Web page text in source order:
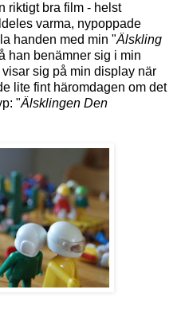
riktigt bra film - helst
varma, nypoppade
handen med min "Älskling
han benämner sig i min
sig på min display när
lite fint häromdagen om det
"Älsklingen Den